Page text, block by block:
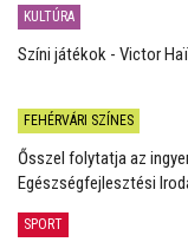
KULTÚRA
Színi játékok - Victor
FEHÉRVÁRI SZÍNES
Ősszel folytatja az
Egészségfejlesztési
SPORT